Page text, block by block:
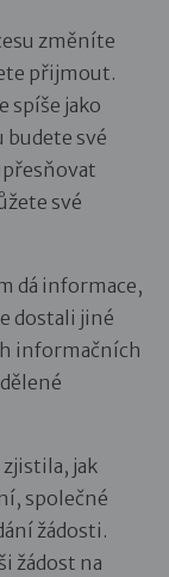
změníte
přijmout.
spíše jako
své
své
dá informace,
dostali jiné
informačních
jak
společné
žádosti.
žádost na